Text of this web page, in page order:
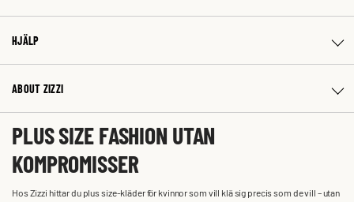
HJÄLP
ABOUT ZIZZI
PLUS SIZE FASHION UTAN
KOMPROMISSER
Hos Zizzi hittar du plus size-kläder för kvinnor som vill klä sig precis som de vill – utan